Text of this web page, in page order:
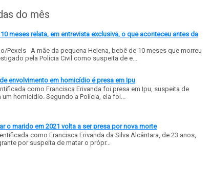
do mês
meses relata, em entrevista exclusiva, o que aconteceu antes da
Pexels A mãe da pequena Helena, bebê de 10 meses que morreu
pela Polícia Civil como suspeita de e...
envolvimento em homicídio é presa em Ipu
como Francisca Erivanda foi presa em Ipu, suspeita de
um homicídio. Segundo a Polícia, ela foi...
o marido em 2021 volta a ser presa por nova morte
como Francisca Erivanda da Silva Alcântara, de 23 anos,
por suspeita de matar o própr...